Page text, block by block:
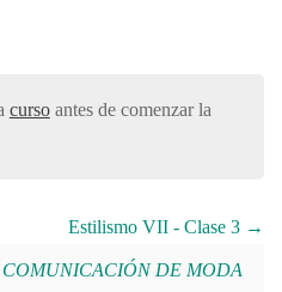
cursoantes de comenzar la
Estilismo VII - Clase 3
COMUNICACIÓN DE MODA